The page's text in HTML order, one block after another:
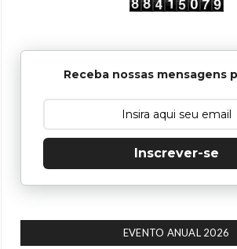
Receba nossas mensagens
Inscrever-se
EVENTO ANUAL 2026